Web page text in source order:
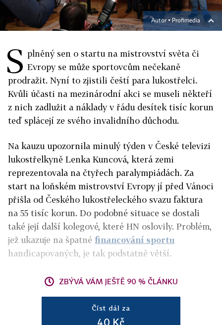
Autor ▪ Profimedia
S plněný sen o startu na mistrovství světa či
Evropy se může sportovcům nečekaně
prodražit. Nyní to zjistili čeští para lukostřelci.
Kvůli účasti na mezinárodní akci se museli někteří
z nich zadlužit a náklady v řádu desítek tisíc korun
teď splácejí ze svého invalidního důchodu.
Na kauzu upozornila minulý týden v České televizi
lukostřelkyně Lenka Kuncová, která zemi
reprezentovala na čtyřech paralympiádách. Za
start na loňském mistrovství Evropy jí před Vánoci
přišla od Českého lukostřeleckého svazu faktura
na 55 tisíc korun. Do podobné situace se dostali
také její další kolegové, které HN oslovily. Problém,
jež ukazuje na špatné financování sportu
handicapovaných, je tak podstatně větší.
ZBÝVÁ VÁM JEŠTĚ 90 % ČLÁNKU
Číst dál za
40 Kč